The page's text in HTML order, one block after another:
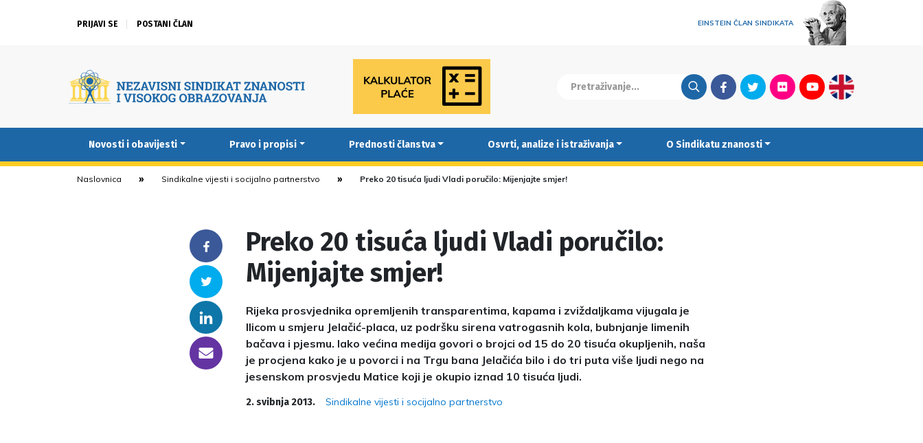
PRIJAVI SE POSTANI ČLAN EINSTEIN ČLAN SINDIKATA
FacebookTwitterFlickrYoutubeEnglish
Novosti i obavijesti Pravo i propisi Prednosti članstva Osvrti, analize i istraživanja O Sindikatu znanosti
Naslovnica Sindikalne vijesti i socijalno partnerstvo Preko 20 tisuća ljudi Vladi poručilo: Mijenjajte smjer!
Facebook
Twitter
Linkedin
someone@yoursite.com
Preko 20 tisuća ljudi Vladi poručilo:
Mijenjajte smjer!
Rijeka prosvjednika opremljenih transparentima, kapama i zviždaljkama vijugala je
Ilicom u smjeru Jelačić-placa, uz podršku sirena vatrogasnih kola, bubnjanje limenih
bačava i pjesmu. Iako većina medija govori o brojci od 15 do 20 tisuća okupljenih, naša
je procjena kako je u povorci i na Trgu bana Jelačića bilo i do tri puta više ljudi nego na
jesenskom prosvjedu Matice koji je okupio iznad 10 tisuća ljudi.
2. svibnja 2013. Sindikalne vijesti i socijalno partnerstvo